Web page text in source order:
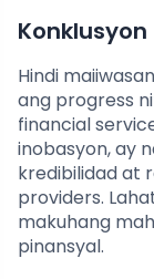
Konklusyon
Hindi
ang progress
financial
inobasyon, ay
kredibilidad at
providers.
makuhang
pinansyal.